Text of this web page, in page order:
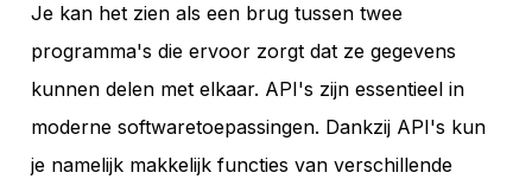
Je kan het zien als een brug tussen twee
programma's die ervoor zorgt dat ze gegevens
kunnen delen met elkaar. API's zijn essentieel in
moderne softwaretoepassingen. Dankzij API's kun
je namelijk makkelijk functies van verschillende